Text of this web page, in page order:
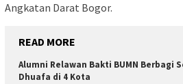
Angkatan Darat Bogor.
READ MORE
Alumni Relawan Bakti BUMN Berbagi
Dhuafa di 4 Kota